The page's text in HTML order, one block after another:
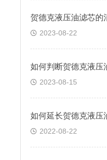
2023-08-22
2023-08-15
2022-08-22